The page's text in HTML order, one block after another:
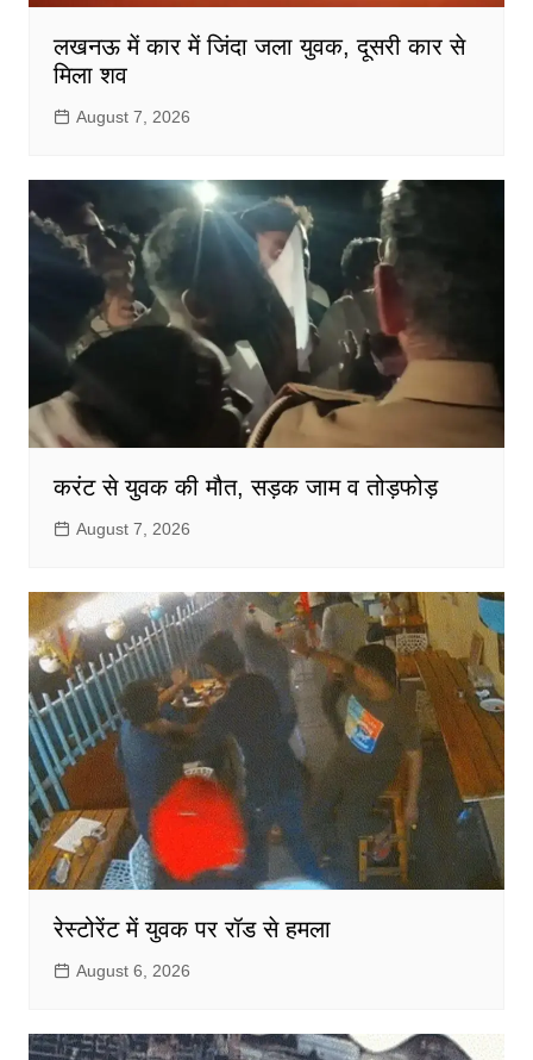
लखनऊ में कार में जिंदा जला युवक, दूसरी कार से
मिला शव
August 7, 2026
करंट से युवक की मौत, सड़क जाम व तोड़फोड़
August 7, 2026
रेस्टोरेंट में युवक पर रॉड से हमला
August 6, 2026